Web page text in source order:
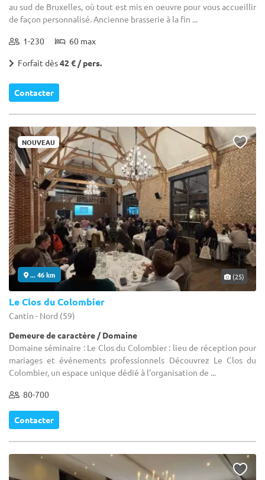
au sud de Bruxelles, où tout est mis en oeuvre pour vous accueillir
de façon personnalisé. Ancienne brasserie à la fin ...
1-230 60 max
Forfait dès42 € / pers.
Contacter
NOUVEAU
... 46 km (25)
Le Clos du Colombier
Cantin - Nord (59)
Demeure de caractère / Domaine
Domaine séminaire : Le Clos du Colombier : lieu de réception pour
mariages et événements professionnels Découvrez Le Clos du
Colombier, un espace unique dédié à l'organisation de ...
80-700
Contacter